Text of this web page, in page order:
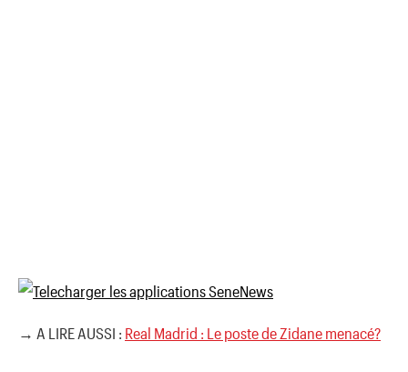
→ A LIRE AUSSI : Real Madrid : Le poste de Zidane menacé?